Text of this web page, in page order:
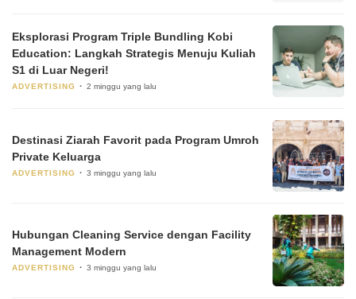
Eksplorasi Program Triple Bundling Kobi
Education: Langkah Strategis Menuju Kuliah
S1 di Luar Negeri!
ADVERTISING 2 minggu yang lalu
Destinasi Ziarah Favorit pada Program Umroh
Private Keluarga
ADVERTISING 3 minggu yang lalu
Hubungan Cleaning Service dengan Facility
Management Modern
ADVERTISING 3 minggu yang lalu